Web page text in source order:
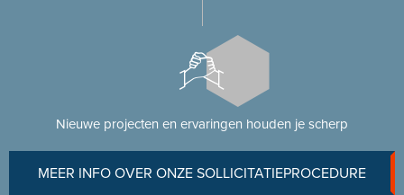
Nieuwe projecten en ervaringen houden je scherp
MEER INFO OVER ONZE SOLLICITATIEPROCEDURE